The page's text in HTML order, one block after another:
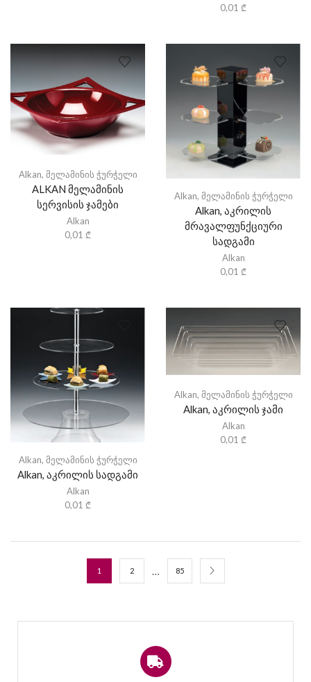
0,01 ₾
Alkan, მელამინის ჭურჭელი
ALKAN მელამინის
სერვისის ჯამები
Alkan
0,01 ₾
Alkan, მელამინის ჭურჭელი
Alkan, აკრილის
მრავალფუნქციური
სადგამი
Alkan
0,01 ₾
Alkan, მელამინის ჭურჭელი
Alkan, აკრილის სადგამი
Alkan
0,01 ₾
Alkan, მელამინის ჭურჭელი
Alkan, აკრილის ჯამი
Alkan
0,01 ₾
1 2 … 85